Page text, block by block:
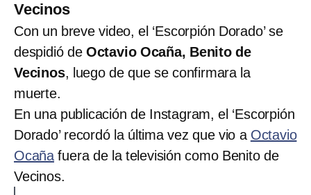
Vecinos
Con un breve video, el ‘Escorpión Dorado’ se
despidió de Octavio Ocaña, Benito de
Vecinos, luego de que se confirmara la
muerte.
En una publicación de Instagram, el ‘Escorpión
Dorado’ recordó la última vez que vio a Octavio
Ocaña fuera de la televisión como Benito de
Vecinos.